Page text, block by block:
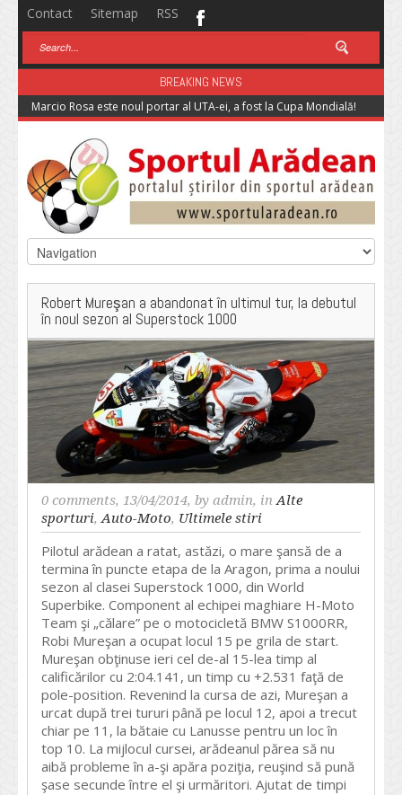
Contact Sitemap RSS
BREAKING NEWS
Marcio Rosa este noul portar al UTA-ei, a fost la Cupa Mondială!
Robert Mureşan a abandonat în ultimul tur, la debutul
în noul sezon al Superstock 1000
0 comments, 13/04/2014, by admin, inAlte
sporturi,Auto-Moto, Ultimele stiri
Pilotul arădean a ratat, astăzi, o mare şansă de a
termina în puncte etapa de la Aragon, prima a noului
sezon al clasei Superstock 1000, din World
Superbike. Component al echipei maghiare H-Moto
Team şi „călare” pe o motocicletă BMW S1000RR,
Robi Mureşan a ocupat locul 15 pe grila de start.
Mureşan obţinuse ieri cel de-al 15-lea timp al
calificărilor cu 2:04.141, un timp cu +2.531 faţă de
pole-position. Revenind la cursa de azi, Mureşan a
urcat după trei tururi până pe locul 12, apoi a trecut
chiar pe 11, la bătaie cu Lanusse pentru un loc în
top 10. La mijlocul cursei, arădeanul părea să nu
aibă probleme în a-şi apăra poziţia, reuşind să pună
şase secunde între el şi urmăritori. Ajutat de timpi